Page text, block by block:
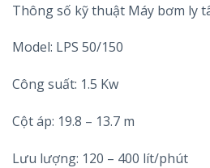
Thông số kỹ thuật Máy bơm ly
Model: LPS 50/150
Công suất: 1.5 Kw
Cột áp: 19.8 – 13.7 m
Lưu lượng: 120 – 400 lít/phút